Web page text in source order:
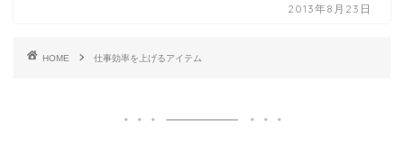
2013年8月23日
HOME 仕事効率を上げるアイテム